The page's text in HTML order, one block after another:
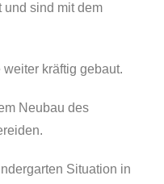
und sind mit dem
kräftig gebaut.
Neubau des
Situation in